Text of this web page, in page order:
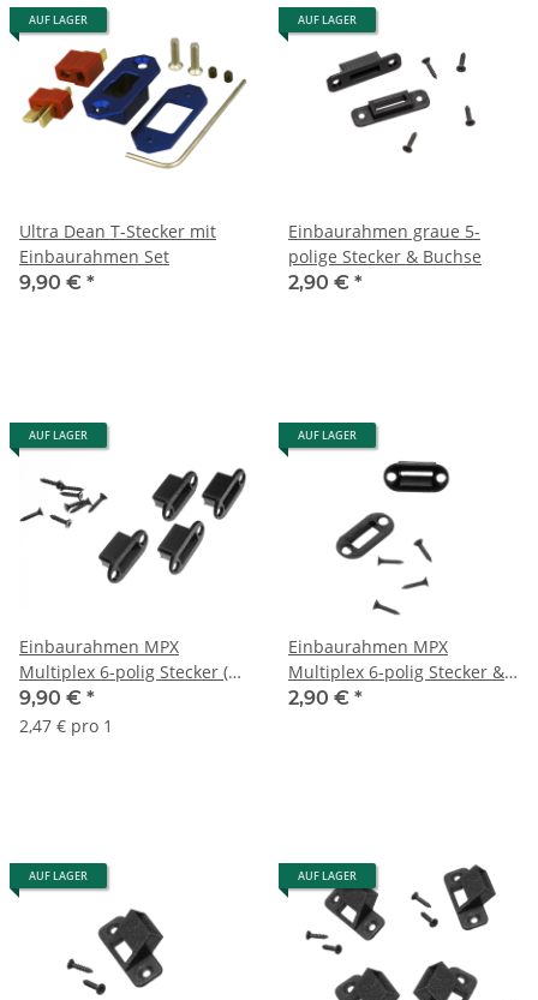
AUF LAGER
Ultra Dean T-Stecker mit
Einbaurahmen Set
9,90 € *
AUF LAGER
Einbaurahmen graue 5-
polige Stecker & Buchse
2,90 € *
AUF LAGER
Einbaurahmen MPX
Multiplex 6-polig Stecker (4
Stück)
9,90 € *
2,47 € pro 1
AUF LAGER
Einbaurahmen MPX
Multiplex 6-polig Stecker &
Buchse V2
2,90 € *
AUF LAGER AUF LAGER